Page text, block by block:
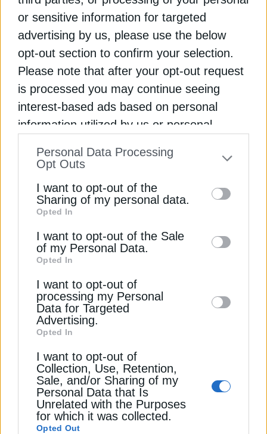
or sensitive information for targeted
advertising by us, please use the below
opt-out section to confirm your selection.
Please note that after your opt-out request
is processed you may continue seeing
interest-based ads based on personal
information utilized by us or personal
to your opt-out. You may separately opt-out
information by third parties on the IAB’s list
of downstream participants. This
information may also be disclosed by us to
third parties on theIAB’s List of
Downstream Participants
disclose it to other third parties.
Personal Data Processing
Opt Outs
I want to opt-out of the
Sharing of my personal data.
Opted In
I want to opt-out of the Sale
of my Personal Data.
Opted In
I want to opt-out of
processing my Personal
Data for Targeted
Advertising.
Opted In
I want to opt-out of
Collection, Use, Retention,
Sale, and/or Sharing of my
Personal Data that Is
Unrelated with the Purposes
for which it was collected.
Opted Out
ΠΕΡΙΒΑΛΛΟΝ
Παπασταύρου: Αναγκαία η μεταρρύθμιση
για ασφαλές και ποιοτικό νερό
29 Ιουλίου 2026
ΕΠΙΚΑΙΡΟΤΗΤΑ
Κλειστά σχολεία στην Αθήνα λόγω
καύσωνα
11 Ιουνίου 2024